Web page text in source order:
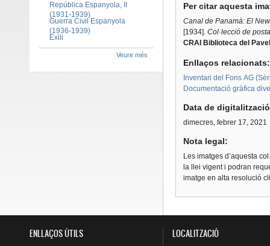
Per citar aquesta
Canal de Panamà: El
[1934]. Col·lecció de
CRAI Biblioteca del
Enllaços
Inventari del Fons AG
Documentació gràfica
Data de
dimecres, febrer 17, 2021
Nota legal:
Les imatges d’aquesta
la llei vigent i podran
imatge en alta resolució
República Espanyola, II
(1931-1939)
Guerra Civil Espanyola
(1936-1939)
Exili
Veure més
ENLLAÇOS ÚTILS LOCALITZACIÓ